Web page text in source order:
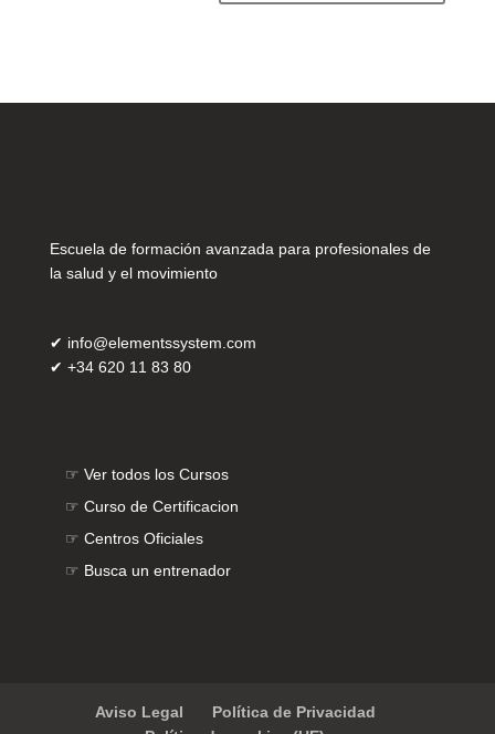
Escuela de formación avanzada para profesionales de
la salud y el movimiento
✔ info@elementssystem.com
✔ +34 620 11 83 80
☞ Ver todos los Cursos
☞ Curso de Certificacion
☞ Centros Oficiales
☞ Busca un entrenador
Aviso Legal
Política de Privacidad